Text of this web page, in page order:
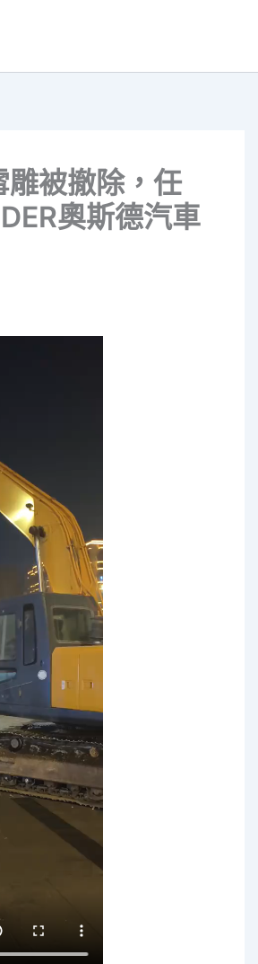
雕被撤除，任
奧斯德汽車